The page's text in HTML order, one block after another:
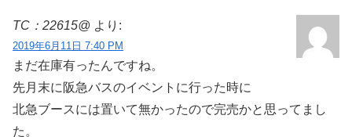
TC：22615@ より:
2019年6月11日 7:40 PM
まだ在庫有ったんですね。
先月末に阪急バスのイベントに行った時に
北急ブースには置いて無かったので完売かと思ってまし
た。